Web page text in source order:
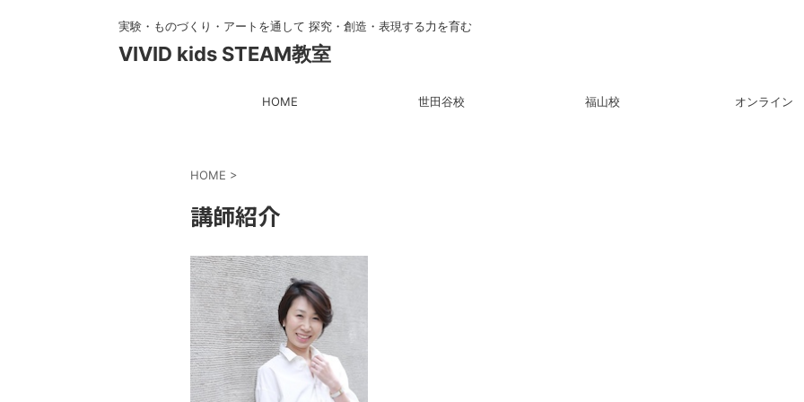
実験・ものづくり・アートを通して 探究・創造・表現する力を育む
VIVID kids STEAM教室
HOME 世田谷校 福山校 オンライン
HOME >
講師紹介